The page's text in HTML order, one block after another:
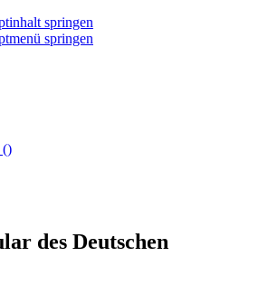
springen
springen
()
des Deutschen